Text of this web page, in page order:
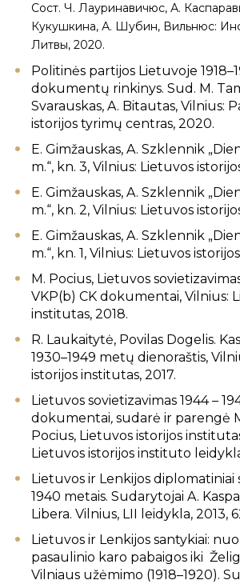
Сост. Ч. Лауринавичюс, А.
Кукушкина, А. Шубин, Вильнюс:
Литвы, 2020.
Politinės partijos Lietuvoje
dokumentų rinkinys. Sud. M.
Svarauskas, A. Bitautas, Vilnius:
istorijos tyrimų centras, 2020.
E. Gimžauskas, A. Szklennik
m.“, kn. 3, Vilnius: Lietuvos
E. Gimžauskas, A. Szklennik
m.“, kn. 2, Vilnius: Lietuvos
E. Gimžauskas, A. Szklennik
m.“, kn. 1, Vilnius: Lietuvos
M. Pocius, Lietuvos
VKP(b) CK dokumentai, Vilnius:
institutas, 2018.
R. Laukaitytė, Povilas Dogelis.
1930–1949 metų dienoraštis,
istorijos institutas, 2017.
Lietuvos sovietizavimas 1944 –
dokumentai, sudarė ir parengė
Pocius, Lietuvos istorijos
Lietuvos istorijos instituto
Lietuvos ir Lenkijos diplomatiniai
1940 metais. Sudarytojai A.
Libera. Vilnius, LII leidykla, 2013,
Lietuvos ir Lenkijos santykiai:
pasaulinio karo pabaigos iki
Vilniaus užėmimo (1918–1920).